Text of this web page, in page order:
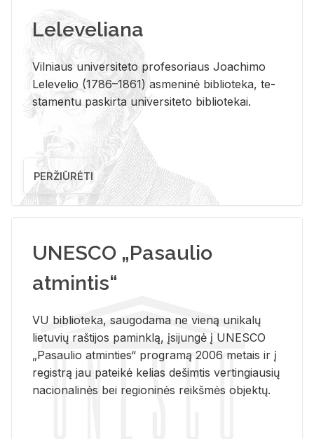
Leleveliana
Vil­niaus uni­ver­si­te­to pro­fe­so­riaus Jo­a­chi­mo
Le­le­ve­lio (1786–1861) as­me­ni­nė bi­b­lio­te­ka, te­
sta­men­tu pa­skir­ta uni­ver­si­te­to bi­b­lio­te­kai.
PERŽIŪRĖTI
UNESCO „Pasaulio
atmintis“
VU biblioteka, saugodama ne vieną unikalų
lietuvių raštijos paminklą, įsijungė į UNESCO
„Pasaulio atminties“ programą 2006 metais ir į
registrą jau pateikė kelias dešimtis vertingiausių
nacionalinės bei regioninės reikšmės objektų.